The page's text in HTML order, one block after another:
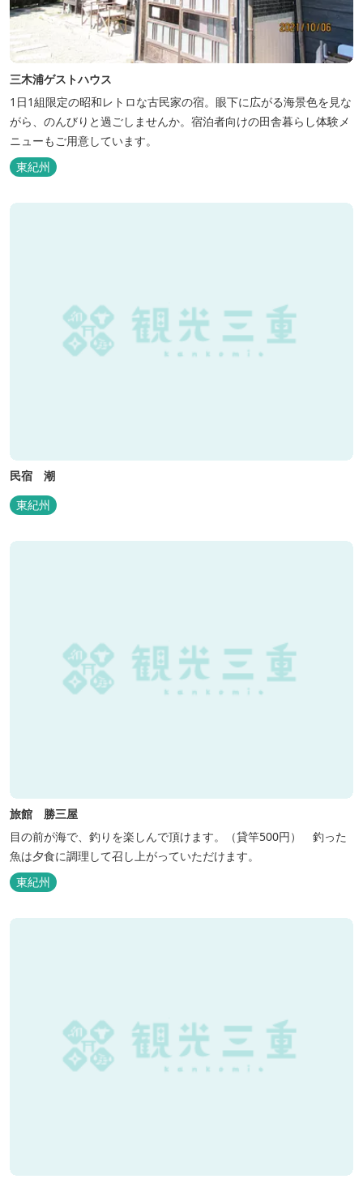
三木浦ゲストハウス
1日1組限定の昭和レトロな古民家の宿。眼下に広がる海景色を見な
がら、のんびりと過ごしませんか。宿泊者向けの田舎暮らし体験メ
ニューもご用意しています。
東紀州
民宿 潮
東紀州
旅館 勝三屋
目の前が海で、釣りを楽しんで頂けます。（貸竿500円） 釣った
魚は夕食に調理して召し上がっていただけます。
東紀州